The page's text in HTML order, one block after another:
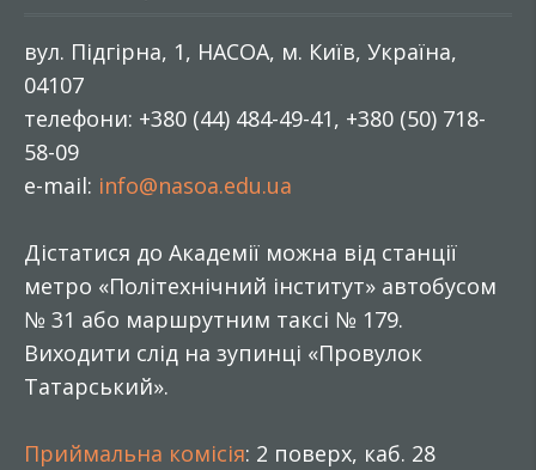
вул. Підгірна, 1, НАСОА, м. Київ, Україна,
04107
телефони: +380 (44) 484-49-41, +380 (50) 718-
58-09
e-mail: info@nasoa.edu.ua
Дістатися до Академії можна від станції
метро «Політехнічний інститут» автобусом
№ 31 або маршрутним таксі № 179.
Виходити слід на зупинці «Провулок
Татарський».
Приймальна комісія: 2 поверх, каб. 28